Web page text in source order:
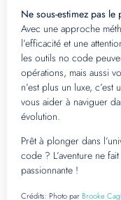
Ne sous-estimez pas le
Avec une approche
l’efficacité et une
les outils no code
opérations, mais aussi
n’est plus un luxe,
vous aider à naviguer
évolution.
Prêt à plonger dans
code ? L’aventure ne
passionnante !
Crédits: Photo par Brooke